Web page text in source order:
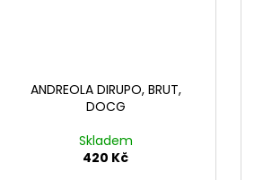
ANDREOLA DIRUPO, BRUT,
DOCG
Skladem
420 Kč